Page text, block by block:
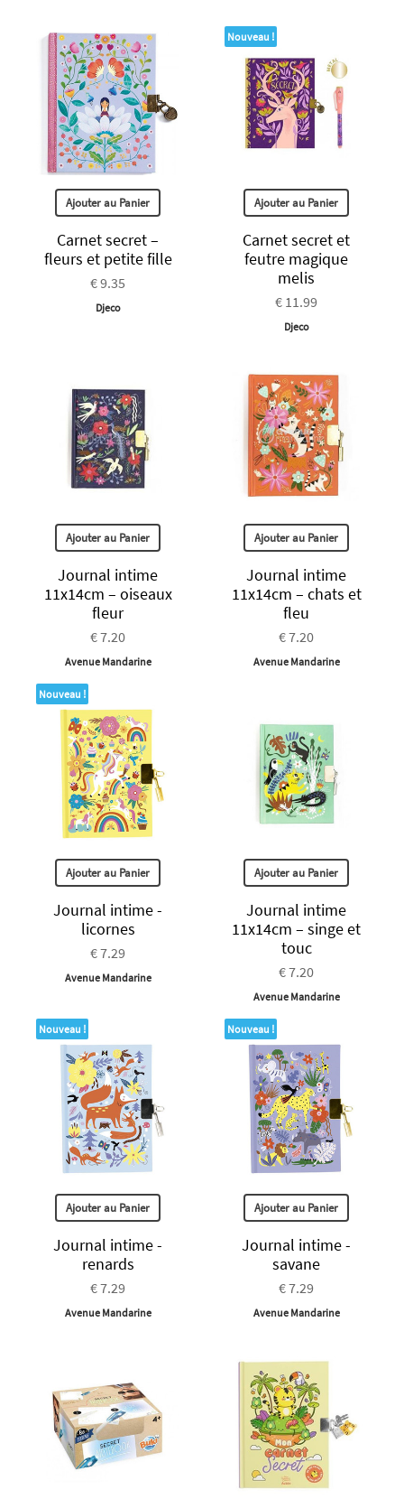
Ajouter au Panier
Carnet secret –
fleurs et petite fille
€ 9.35
Djeco
Nouveau !
Ajouter au Panier
Carnet secret et
feutre magique
melis
€ 11.99
Djeco
Ajouter au Panier
Journal intime
11x14cm – oiseaux
fleur
€ 7.20
Avenue Mandarine
Ajouter au Panier
Journal intime
11x14cm – chats et
fleu
€ 7.20
Avenue Mandarine
Nouveau !
Ajouter au Panier
Journal intime -
licornes
€ 7.29
Avenue Mandarine
Ajouter au Panier
Journal intime
11x14cm – singe et
touc
€ 7.20
Avenue Mandarine
Nouveau !
Ajouter au Panier
Journal intime -
renards
€ 7.29
Avenue Mandarine
Nouveau !
Ajouter au Panier
Journal intime -
savane
€ 7.29
Avenue Mandarine